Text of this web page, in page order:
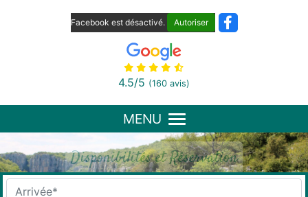
Facebook est désactivé. Autoriser
4.5/5 (160 avis)
MENU
Disponibilités et Réservation